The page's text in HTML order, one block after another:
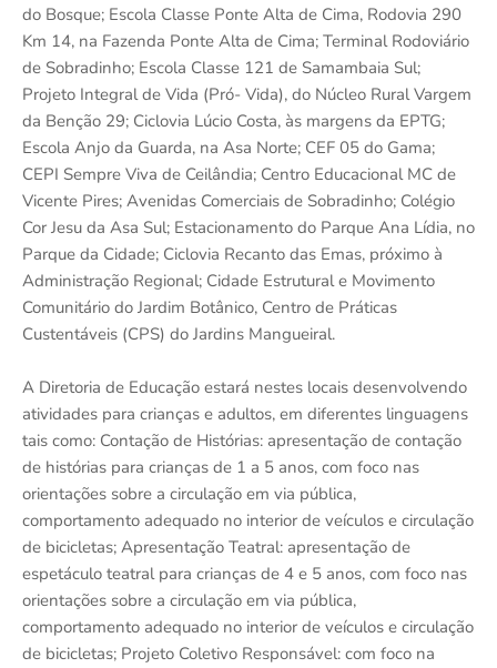
do Bosque; Escola Classe Ponte Alta de Cima, Rodovia 290
Km 14, na Fazenda Ponte Alta de Cima; Terminal Rodoviário
de Sobradinho; Escola Classe 121 de Samambaia Sul;
Projeto Integral de Vida (Pró- Vida), do Núcleo Rural Vargem
da Benção 29; Ciclovia Lúcio Costa, às margens da EPTG;
Escola Anjo da Guarda, na Asa Norte; CEF 05 do Gama;
CEPI Sempre Viva de Ceilândia; Centro Educacional MC de
Vicente Pires; Avenidas Comerciais de Sobradinho; Colégio
Cor Jesu da Asa Sul; Estacionamento do Parque Ana Lídia, no
Parque da Cidade; Ciclovia Recanto das Emas, próximo à
Administração Regional; Cidade Estrutural e Movimento
Comunitário do Jardim Botânico, Centro de Práticas
Custentáveis (CPS) do Jardins Mangueiral.
A Diretoria de Educação estará nestes locais desenvolvendo
atividades para crianças e adultos, em diferentes linguagens
tais como: Contação de Histórias: apresentação de contação
de histórias para crianças de 1 a 5 anos, com foco nas
orientações sobre a circulação em via pública,
comportamento adequado no interior de veículos e circulação
de bicicletas; Apresentação Teatral: apresentação de
espetáculo teatral para crianças de 4 e 5 anos, com foco nas
orientações sobre a circulação em via pública,
comportamento adequado no interior de veículos e circulação
de bicicletas; Projeto Coletivo Responsável: com foco na